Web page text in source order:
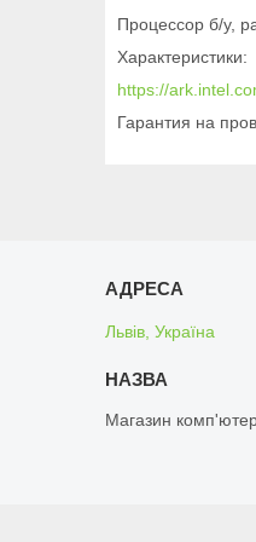
Процессор б/у,
Характеристики:
https://
Гарантия на
Львів, Україна
Магазин